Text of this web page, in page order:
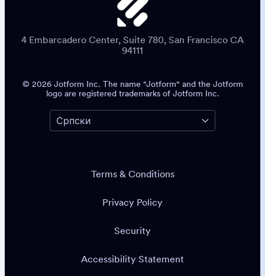
4 Embarcadero Center, Suite 780, San Francisco CA
94111
© 2026 Jotform Inc. The name "Jotform" and the Jotform
logo are registered trademarks of Jotform Inc.
Terms & Conditions
Privacy Policy
Security
Accessibility Statement